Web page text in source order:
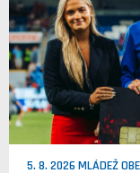
5. 8. 2026 MLÁDEŽ